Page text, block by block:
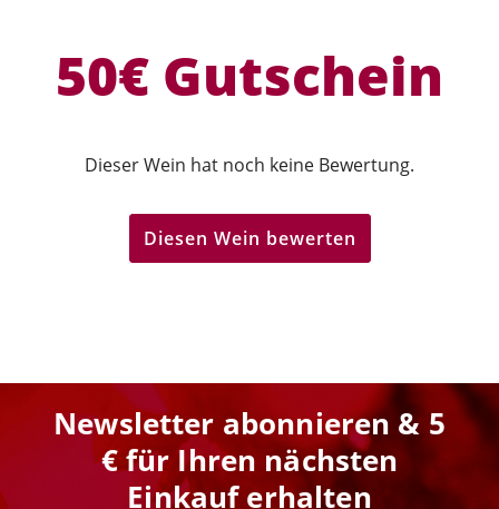
50€ Gutschein
Dieser Wein hat noch keine Bewertung.
Diesen Wein bewerten
Newsletter abonnieren & 5
€ für Ihren nächsten
Einkauf erhalten